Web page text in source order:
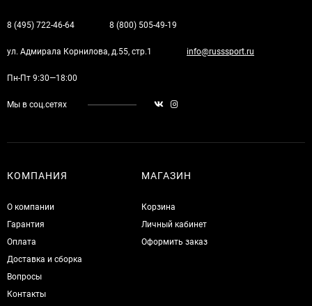
8 (495) 722-46-64 8 (800) 505-49-19
ул. Адмирала Корнилова, д.55, стр.1 info@russsport.ru
Пн-Пт 9:30—18:00
Мы в соц.сетях
КОМПАНИЯ
О компании
Гарантия
Оплата
Доставка и сборка
Вопросы
Контакты
МАГАЗИН
Корзина
Личный кабинет
Оформить заказ